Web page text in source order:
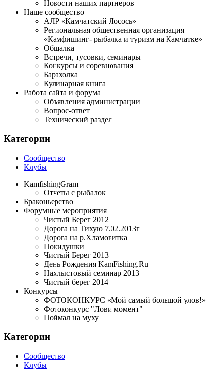
Новости наших партнеров
Наше сообщество
АЛР «Камчатский Лосось»
Региональная общественная организация
«Камфишинг- рыбалка и туризм на Камчатке»
Общалка
Встречи, тусовки, семинары
Конкурсы и соревнования
Барахолка
Кулинарная книга
Работа сайта и форума
Объявления администрации
Вопрос-ответ
Технический раздел
Категории
Сообщество
Клубы
KamfishingGram
Отчеты с рыбалок
Браконьерство
Форумные мероприятия
Чистый Берег 2012
Дорога на Тихую 7.02.2013г
Дорога на р.Хламовитка
Покидушки
Чистый Берег 2013
День Рождения KamFishing.Ru
Нахлыстовый семинар 2013
Чистый берег 2014
Конкурсы
ФОТОКОНКУРС «Мой самый большой улов!»
Фотоконкурс "Лови момент"
Поймал на муху
Категории
Сообщество
Клубы